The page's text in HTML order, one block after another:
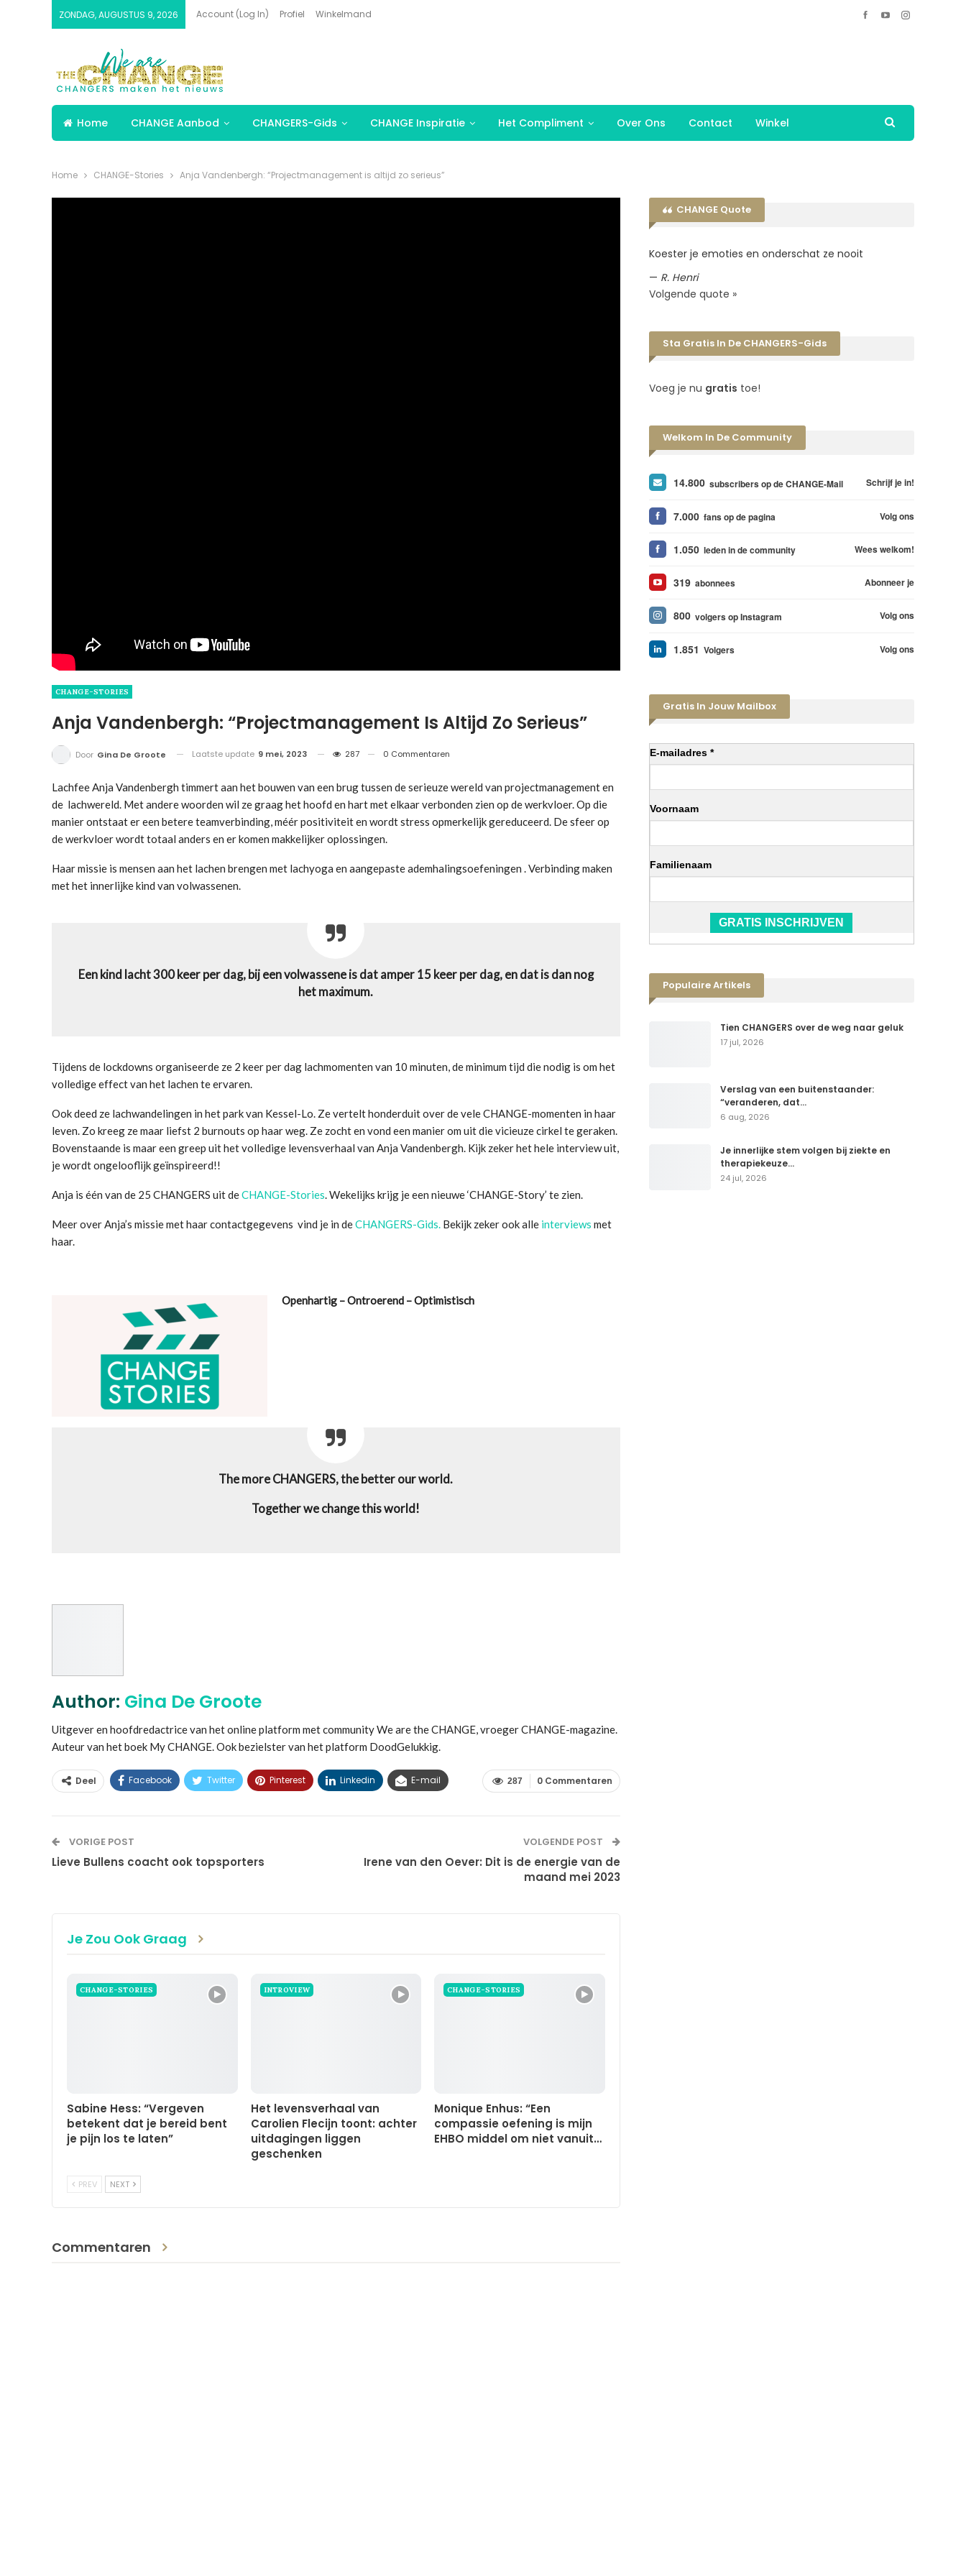
ZONDAG, AUGUSTUS 9, 2026 Account (Log In) Profiel Winkelmand
Home CHANGE Aanbod CHANGERS-Gids CHANGE Inspiratie Het Compliment Over Ons Contact Winkel
Home CHANGE-Stories Anja Vandenbergh: “Projectmanagement is altijd zo serieus”
CHANGE-STORIES
Anja Vandenbergh: “Projectmanagement Is Altijd Zo Serieus”
Door Gina De Groote Laatste update 9 mei, 2023 287 0 Commentaren
Lachfee Anja Vandenbergh timmert aan het bouwen van een brug tussen de serieuze wereld van projectmanagement en
de lachwereld. Met andere woorden wil ze graag het hoofd en hart met elkaar verbonden zien op de werkvloer. Op die
manier ontstaat er een betere teamverbinding, méér positiviteit en wordt stress opmerkelijk gereduceerd. De sfeer op
de werkvloer wordt totaal anders en er komen makkelijker oplossingen.
Haar missie is mensen aan het lachen brengen met lachyoga en aangepaste ademhalingsoefeningen . Verbinding maken
met het innerlijke kind van volwassenen.
Een kind lacht 300 keer per dag, bij een volwassene is dat amper 15 keer per dag, en dat is dan nog
het maximum.
Tijdens de lockdowns organiseerde ze 2 keer per dag lachmomenten van 10 minuten, de minimum tijd die nodig is om het
volledige effect van het lachen te ervaren.
Ook deed ze lachwandelingen in het park van Kessel-Lo. Ze vertelt honderduit over de vele CHANGE-momenten in haar
leven. Zo kreeg ze maar liefst 2 burnouts op haar weg. Ze zocht en vond een manier om uit die vicieuze cirkel te geraken.
Bovenstaande is maar een greep uit het volledige levensverhaal van Anja Vandenbergh. Kijk zeker het hele interview uit,
je wordt ongelooflijk geïnspireerd!!
Anja is één van de 25 CHANGERS uit deCHANGE-Stories. Wekelijks krijg je een nieuwe ‘CHANGE-Story’ te zien.
Meer over Anja’s missie met haar contactgegevens vind je in deCHANGERS-Gids. Bekijk zeker ook alle interviews met
haar.
Openhartig – Ontroerend – Optimistisch
The more CHANGERS, the better our world.
Together we change this world!
Author: Gina De Groote
Uitgever en hoofdredactrice van het online platform met community We are the CHANGE, vroeger CHANGE-magazine.
Auteur van het boek My CHANGE. Ook bezielster van het platform DoodGelukkig.
0 Commentaren
287
Deel Facebook Twitter Pinterest Linkedin E-mail
VORIGE POST
Lieve Bullens coacht ook topsporters
VOLGENDE POST
Irene van den Oever: Dit is de energie van de
maand mei 2023
Je Zou Ook Graag
CHANGE-STORIES
Sabine Hess: “Vergeven
betekent dat je bereid bent
je pijn los te laten”
INTROVIEW
Het levensverhaal van
Carolien Flecijn toont: achter
uitdagingen liggen
geschenken
CHANGE-STORIES
Monique Enhus: “Een
compassie oefening is mijn
EHBO middel om niet vanuit…
PREV NEXT
Commentaren
CHANGE Quote
Koester je emoties en onderschat ze nooit
— R. Henri
Volgende quote »
Sta Gratis In De CHANGERS-Gids
Voeg je nu gratis toe!
Welkom In De Community
14.800 subscribers op de CHANGE-Mail Schrijf je in!
7.000 fans op de pagina Volg ons
1.050 leden in de community Wees welkom!
319 abonnees Abonneer je
800 volgers op Instagram Volg ons
1.851 Volgers Volg ons
Gratis In Jouw Mailbox
E-mailadres *
Voornaam
Familienaam
GRATIS INSCHRIJVEN
Populaire Artikels
Tien CHANGERS over de weg naar geluk
17 jul, 2026
Verslag van een buitenstaander:
“veranderen, dat…
6 aug, 2026
Je innerlijke stem volgen bij ziekte en
therapiekeuze…
24 jul, 2026